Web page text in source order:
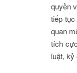
quyền
tiếp
quan
tích
luật,